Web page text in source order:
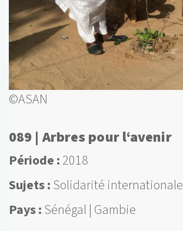
©ASAN
089 | Arbres pour l‘avenir
Période 2018
Sujets Solidarité internationale
Pays Sénégal Gambie